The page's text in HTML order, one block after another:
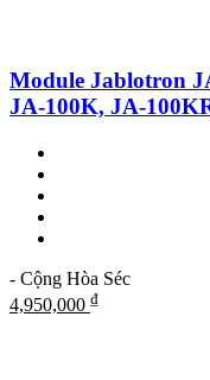
Module Jablotron
JA-100K, JA-
- Cộng Hòa Séc
4,950,000 ₫